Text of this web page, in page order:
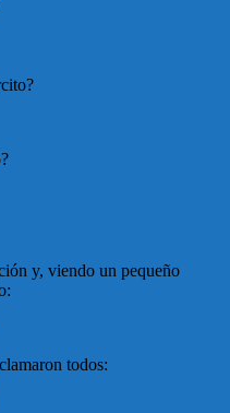
y, viendo un pequeño
todos: